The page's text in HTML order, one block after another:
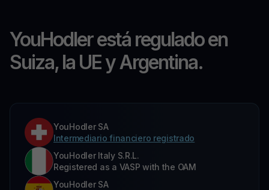
YouHodler está regulado en
Suiza, la UE y Argentina.
YouHodler SA
Intermediario financiero registrado
YouHodler Italy S.R.L.
Registered as a VASP with the OAM
YouHodler SA